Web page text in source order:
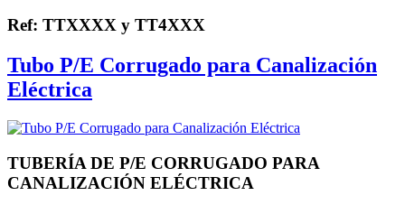
Ref: TTXXXX y TT4XXX
Tubo P/E Corrugado para Canalización
Eléctrica
TUBERÍA DE P/E CORRUGADO PARA
CANALIZACIÓN ELÉCTRICA